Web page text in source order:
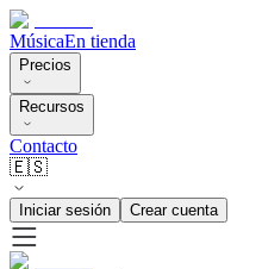
MúsicaEn tienda
Precios
Recursos
Contacto
🇪🇸
Iniciar sesión Crear cuenta